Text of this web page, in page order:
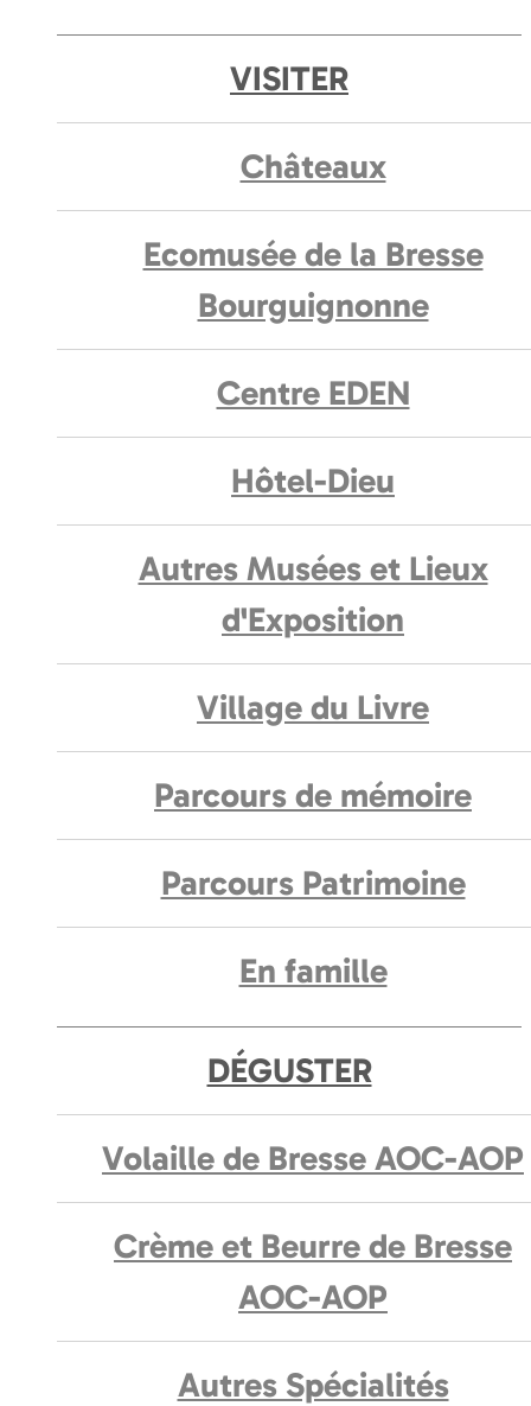
VISITER
Châteaux
Ecomusée de la Bresse
Bourguignonne
Centre EDEN
Hôtel-Dieu
Autres Musées et Lieux
d'Exposition
Village du Livre
Parcours de mémoire
Parcours Patrimoine
En famille
DÉGUSTER
Volaille de Bresse AOC-AOP
Crème et Beurre de Bresse
AOC-AOP
Autres Spécialités